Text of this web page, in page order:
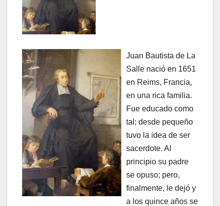
Juan Bautista de La
Salle nació en 1651
en Reims, Francia,
en una rica familia.
Fue educado como
tal; desde pequeño
tuvo la idea de ser
sacerdote. Al
principio su padre
se opuso; pero,
finalmente, le dejó y
a los quince años se